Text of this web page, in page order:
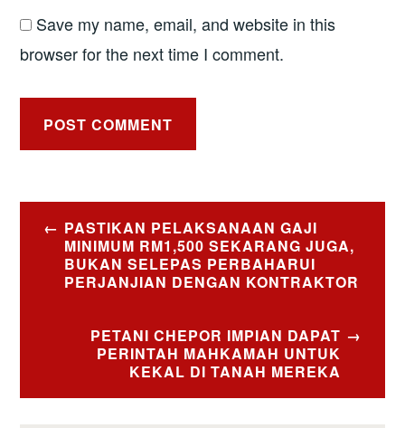
Save my name, email, and website in this
browser for the next time I comment.
Post
navigation
PASTIKAN PELAKSANAAN GAJI
MINIMUM RM1,500 SEKARANG JUGA,
BUKAN SELEPAS PERBAHARUI
PERJANJIAN DENGAN KONTRAKTOR
PETANI CHEPOR IMPIAN DAPAT
PERINTAH MAHKAMAH UNTUK
KEKAL DI TANAH MEREKA